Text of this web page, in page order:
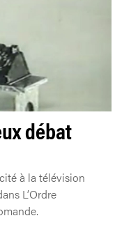
débat
à la télévision
L’Ordre